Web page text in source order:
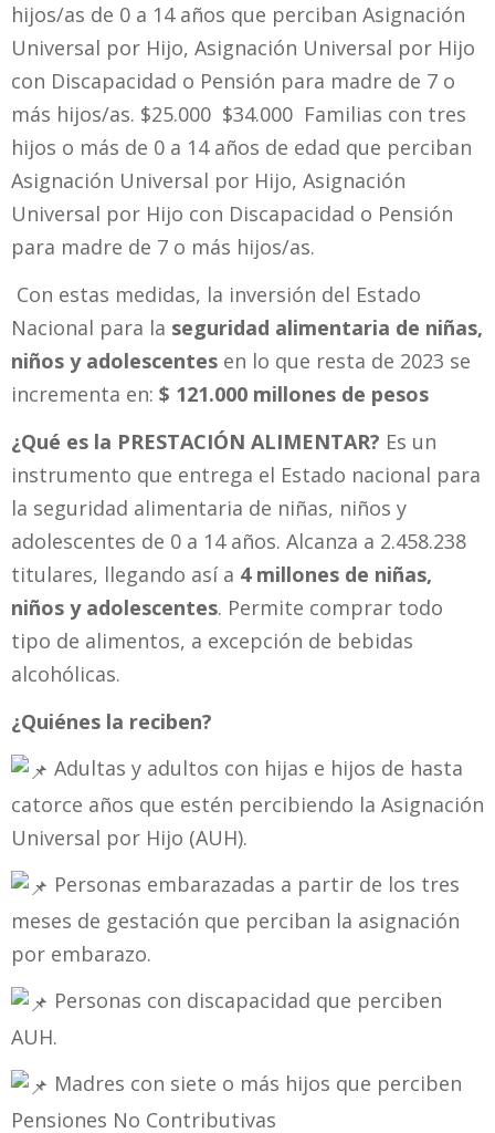
hijos/as de 0 a 14 años que perciban Asignación
Universal por Hijo, Asignación Universal por Hijo
con Discapacidad o Pensión para madre de 7 o
más hijos/as. $25.000 $34.000 Familias con tres
hijos o más de 0 a 14 años de edad que perciban
Asignación Universal por Hijo, Asignación
Universal por Hijo con Discapacidad o Pensión
para madre de 7 o más hijos/as.
Con estas medidas, la inversión del Estado
Nacional para la seguridad alimentaria de niñas,
niños y adolescentes en lo que resta de 2023 se
incrementa en: $ 121.000 millones de pesos
¿Qué es la PRESTACIÓN ALIMENTAR? Es un
instrumento que entrega el Estado nacional para
la seguridad alimentaria de niñas, niños y
adolescentes de 0 a 14 años. Alcanza a 2.458.238
titulares, llegando así a 4 millones de niñas,
niños y adolescentes. Permite comprar todo
tipo de alimentos, a excepción de bebidas
alcohólicas.
¿Quiénes la reciben?
Adultas y adultos con hijas e hijos de hasta
catorce años que estén percibiendo la Asignación
Universal por Hijo (AUH).
Personas embarazadas a partir de los tres
meses de gestación que perciban la asignación
por embarazo.
Personas con discapacidad que perciben
AUH.
Madres con siete o más hijos que perciben
Pensiones No Contributivas